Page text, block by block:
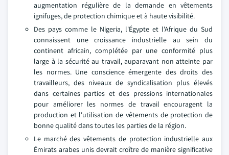
augmentation régulière de la demande en vêtements
ignifuges, de protection chimique et à haute visibilité.
Des pays comme le Nigeria, l'Égypte et l'Afrique du Sud
connaissent une croissance industrielle au sein du
continent africain, complétée par une conformité plus
large à la sécurité au travail, auparavant non atteinte par
les normes. Une conscience émergente des droits des
travailleurs, des niveaux de syndicalisation plus élevés
dans certaines parties et des pressions internationales
pour améliorer les normes de travail encouragent la
production et l'utilisation de vêtements de protection de
bonne qualité dans toutes les parties de la région.
Le marché des vêtements de protection industrielle aux
Émirats arabes unis devrait croître de manière significative